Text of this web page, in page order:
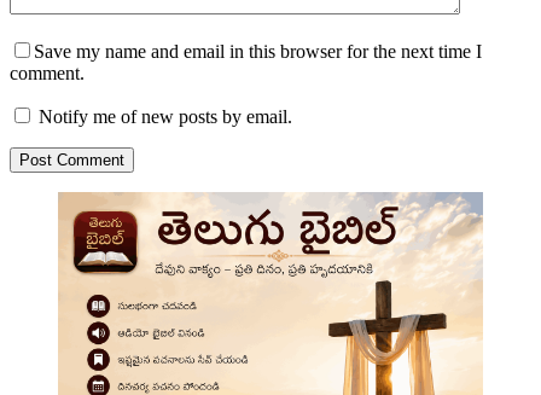
Save my name and email in this browser for the next time I
comment.
Notify me of new posts by email.
Post Comment